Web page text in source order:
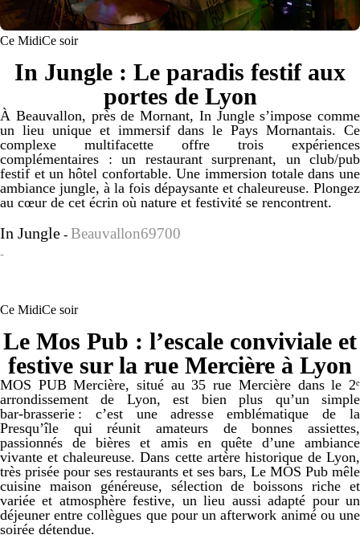
Ce MidiCe soir
In Jungle : Le paradis festif aux
portes de Lyon
À Beauvallon, près de Mornant, In Jungle s’impose comme
un lieu unique et immersif dans le Pays Mornantais. Ce
complexe multifacette offre trois expériences
complémentaires : un restaurant surprenant, un club/pub
festif et un hôtel confortable. Une immersion totale dans une
ambiance jungle, à la fois dépaysante et chaleureuse. Plongez
au cœur de cet écrin où nature et festivité se rencontrent.
In Jungle - Beauvallon69700
-
Ce MidiCe soir
Le Mos Pub : l’escale conviviale et
festive sur la rue Mercière à Lyon
MOS PUB Mercière, situé au 35 rue Mercière dans le 2ᵉ
arrondissement de Lyon, est bien plus qu’un simple
bar‑brasserie : c’est une adresse emblématique de la
Presqu’île qui réunit amateurs de bonnes assiettes,
passionnés de bières et amis en quête d’une ambiance
vivante et chaleureuse. Dans cette artère historique de Lyon,
très prisée pour ses restaurants et ses bars, Le MOS Pub mêle
cuisine maison généreuse, sélection de boissons riche et
variée et atmosphère festive, un lieu aussi adapté pour un
déjeuner entre collègues que pour un afterwork animé ou une
soirée détendue.